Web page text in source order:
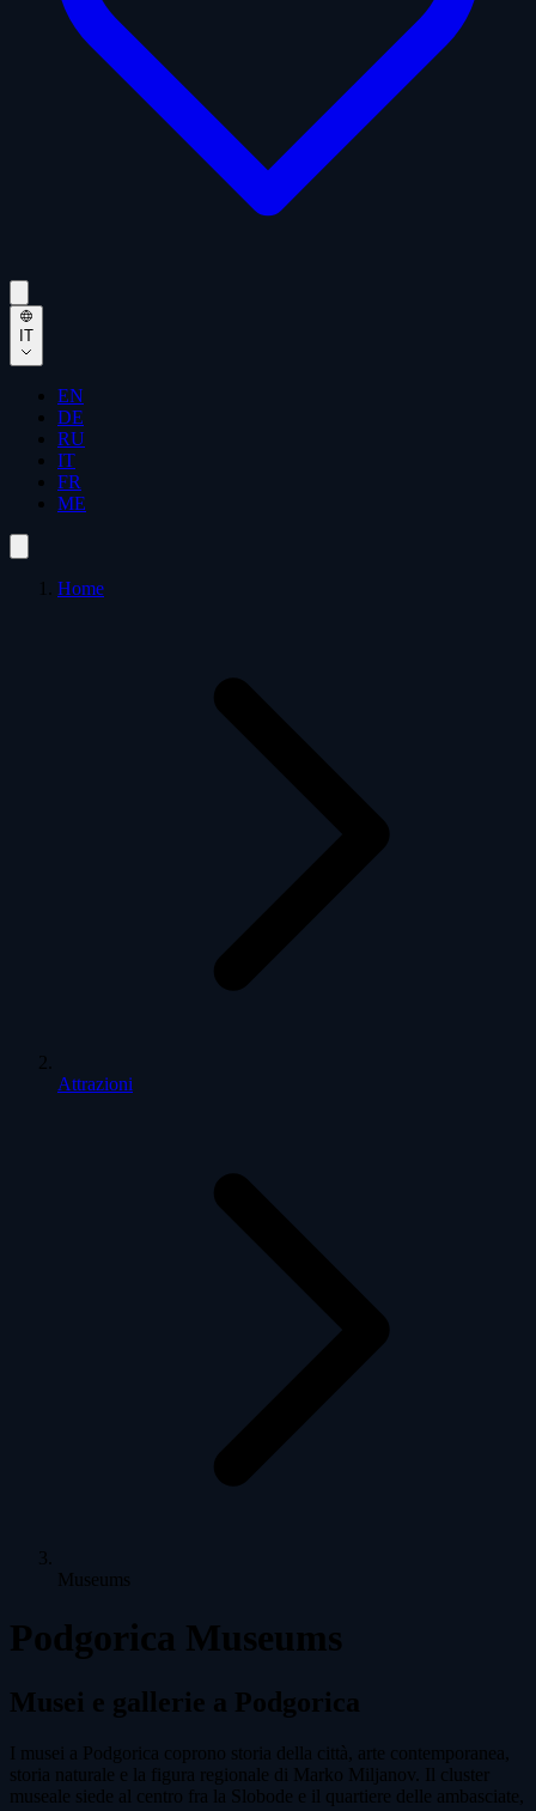
IT
EN
DE
RU
IT
FR
ME
Home
Attrazioni
Museums
Podgorica Museums
Musei e gallerie a Podgorica
I musei a Podgorica coprono storia della città, arte contemporanea,
storia naturale e la figura regionale di Marko Miljanov. Il cluster
museale siede al centro fra la Slobode e il quartiere delle ambasciate,